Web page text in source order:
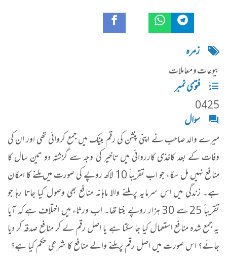
زمره
بیوعات و معاملات
فتوی نمبر
0425
سوال
میرے والد صاحب نے اپنی پنشن کی رقم بینک میں جمع کروائی تھی اور ان کی
وفات کے بعد کاغذی کارروائی میں تاخیر کی وجہ سے گزشتہ دو تین سال کا
منافع نہیں مل سکا، جو اب تقریباً 10 لاکھ روپے کی صورت میں ملنے کا امکان
ہے۔ زندگی میں اس سرمایہ پر ملنے والا ماہانہ منافع بھی وصول کیا جاتا رہا جو
تقریباً 25 سے 30 ہزار روپے بنتا تھا۔ اب ورثاء میں اختلاف ہے کہ آیا
یہ جمع شدہ منافع استعمال کیا جا سکتا ہے یا اصل رقم لے کر منافع صدقہ کر دیا
جائے؟ اس صورت میں اصل رقم پر ملنے والے منافع کا شرعی حکم کیا ہے؟